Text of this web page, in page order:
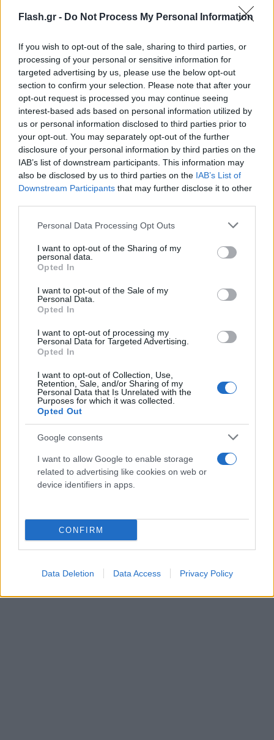
Flash.gr - Do Not Process My Personal Information
If you wish to opt-out of the sale, sharing to third parties, or
processing of your personal or sensitive information for
targeted advertising by us, please use the below opt-out
section to confirm your selection. Please note that after your
opt-out request is processed you may continue seeing
interest-based ads based on personal information utilized by
us or personal information disclosed to third parties prior to
your opt-out. You may separately opt-out of the further
disclosure of your personal information by third parties on the
IAB’s list of downstream participants. This information may
also be disclosed by us to third parties on the IAB’s List of
Downstream Participants that may further disclose it to other
Please note that this website/app uses one or more Google
not limited to your visit or usage behaviour. You may click to
grant or deny consent to Google and its third-party tags to
use your data for below specified purposes in below Google
consent section.
Personal Data Processing Opt Outs
I want to opt-out of the Sharing of my
personal data.
Opted In
I want to opt-out of the Sale of my
Personal Data.
Opted In
I want to opt-out of processing my
Personal Data for Targeted Advertising.
Opted In
I want to opt-out of Collection, Use,
Retention, Sale, and/or Sharing of my
Personal Data that Is Unrelated with the
Purposes for which it was collected.
Opted Out
Google consents
I want to allow Google to enable storage
related to advertising like cookies on web or
device identifiers in apps.
CONFIRM
Data Deletion Data Access Privacy Policy
άνθρωπος που τράβηξε το βίντεο που έγινε viral.
Παρά το γεγονός πως υπήρχε η αίσθηση πως
πρόκειται για οπτική ψευδαίσθηση, το
AccuWeather αρνείται κάτι τέτοιο και αναφέρει
πως το ηφαίστειο όντως παράγει ηφαιστειακούς
κεραυνούς.